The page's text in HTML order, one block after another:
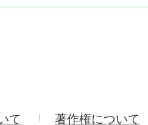
て 著作権について